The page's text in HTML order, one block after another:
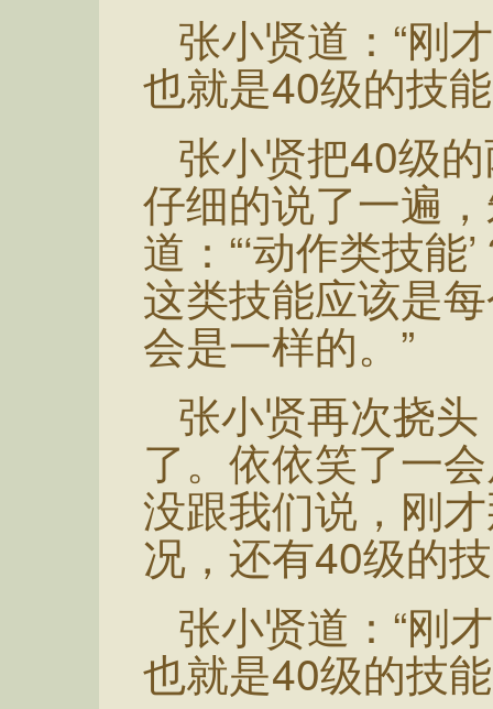
张小贤道：“刚
也就是40级的技
张小贤把40级
仔细的说了一遍
道：“‘动作类技
这类技能应该是
会是一样的。”
张小贤再次挠
了。依依笑了一
没跟我们说，刚
况，还有40级的
张小贤道：“刚
也就是40级的技